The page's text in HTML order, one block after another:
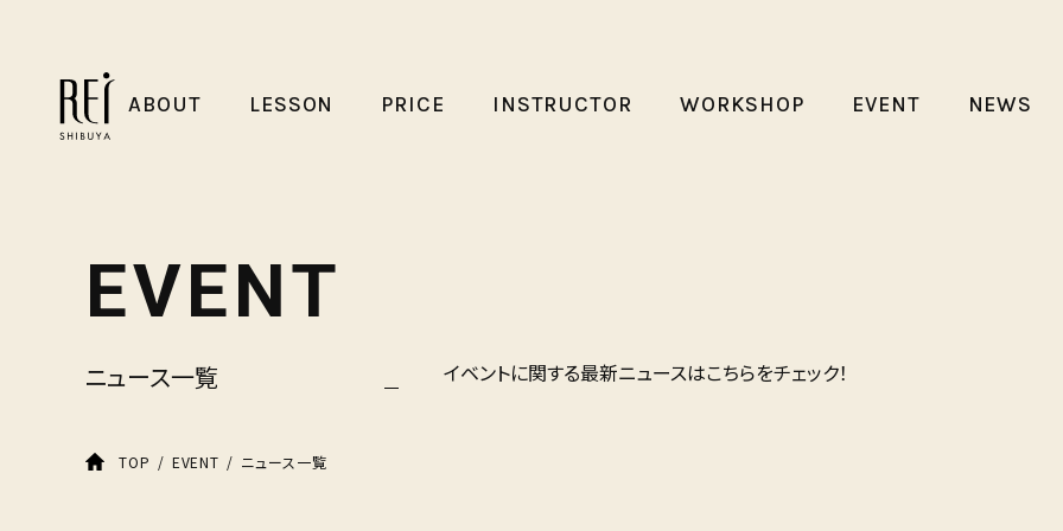
ABOUT LESSON PRICE INSTRUCTOR WORKSHOP EVENT NEWS
EVENT
ニュース一覧 イベントに関する最新ニュースはこちらをチェック！
TOP EVENT ニュース一覧